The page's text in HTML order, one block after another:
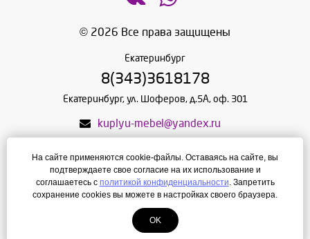
© 2026 Все права защищены
Екатеринбург
8(343)3618178
Екатеринбург, ул. Шоферов, д.5А, оф. 301
kuplyu-mebel@yandex.ru
ИП Малышева Е.С.
ИНН: 666002164592
Режим работы: пн-пт 09.00-17.00, сб-вс - выходные
Создание сайта —
На сайте применяются cookie-файлы. Оставаясь на сайте, вы
подтверждаете свое согласие на их использование и
соглашаетесь с политикой конфиденциальности. Запретить
сохранение cookies вы можете в настройках своего браузера.
OK